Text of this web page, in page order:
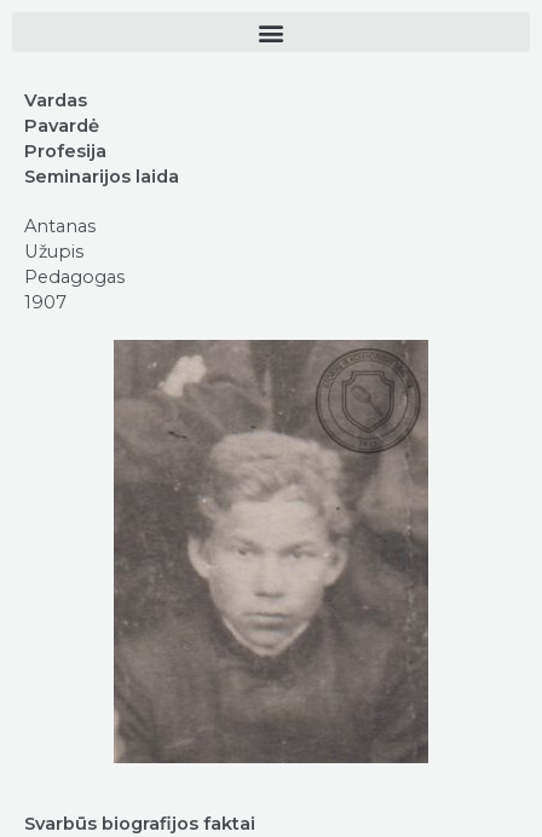
Vardas
Pavardė
Profesija
Seminarijos laida
Antanas
Užupis
Pedagogas
1907
Svarbūs biografijos faktai